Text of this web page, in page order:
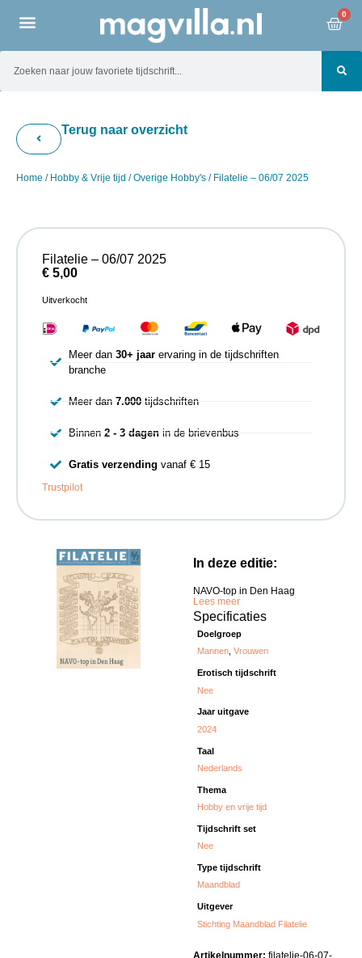
0
Terug naar overzicht
Home / Hobby & Vrije tijd /Overige Hobby's / Filatelie – 06/07 2025
In deze editie:
NAVO-top in Den Haag
Lees meer
Specificaties
Doelgroep
Mannen,Vrouwen
Erotisch tijdschrift
Nee
Jaar uitgave
2024
Taal
Nederlands
Thema
Hobby en vrije tijd
Tijdschrift set
Nee
Type tijdschrift
Maandblad
Uitgever
Stichting Maandblad Filatelie
Artikelnummer: filatelie-06-07-
Filatelie – 06/07 2025
€ 5,00
Uitverkocht
Meer dan 30+ jaarervaring in de tijdschriften
branche
Meer dan 7.000tijdschriften
Binnen 2 - 3 dagenin de brievenbus
Gratis verzending vanaf € 15
Trustpilot